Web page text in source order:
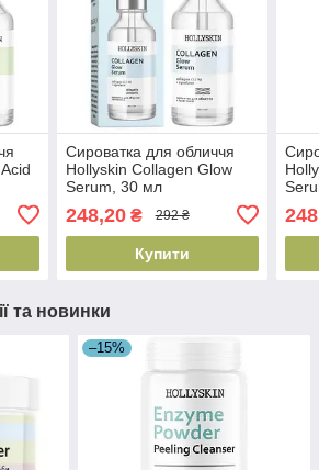
Сироватка для обличчя
Hollyskin Collagen Glow
Serum, 30 мл
248,20₴ 292 ₴
Купити
та новинки
–15%